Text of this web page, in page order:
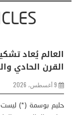
خليفة بن سالم
في مواجهة
2 أغسطس، 2026
خليفة بن سالم أثارت